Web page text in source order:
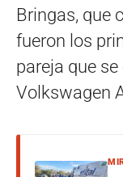
Bringas, que
fueron los
pareja que
Volkswagen